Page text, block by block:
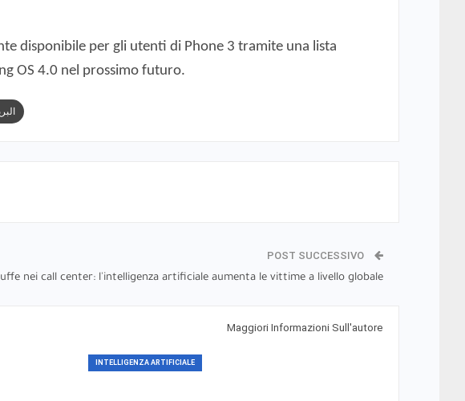
disponibile per gli utenti di Phone 3 tramite una lista
OS 4.0 nel prossimo futuro.
POST SUCCESSIVO
nei call center: l'intelligenza artificiale aumenta le vittime a livello globale
Maggiori Informazioni Sull'autore
INTELLIGENZA ARTIFICIALE